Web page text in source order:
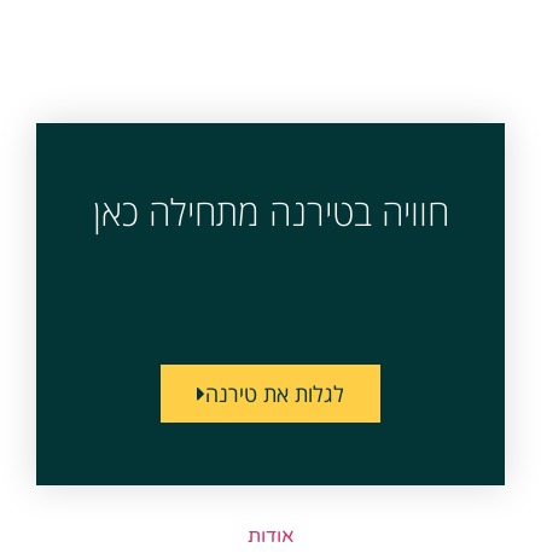
חוויה בטירנה מתחילה כאן
לגלות את טירנה
אודות